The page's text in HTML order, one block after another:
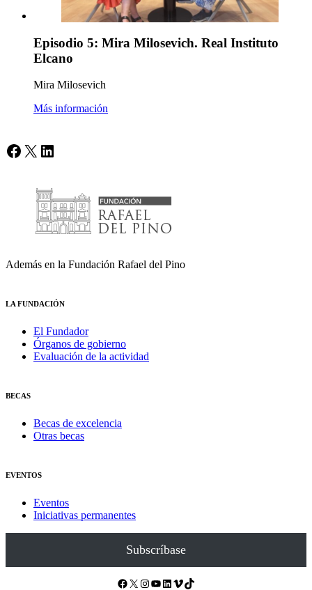
Episodio 5: Mira Milosevich. Real Instituto
Elcano
Mira Milosevich
Más información
Facebook
X LinkedIn
Además en la Fundación Rafael del Pino
LA FUNDACIÓN
El Fundador
Órganos de gobierno
Evaluación de la actividad
BECAS
Becas de excelencia
Otras becas
EVENTOS
Eventos
Iniciativas permanentes
Subscríbase
Facebook X Instagram YouTube LinkedIn Vimeo TikTok